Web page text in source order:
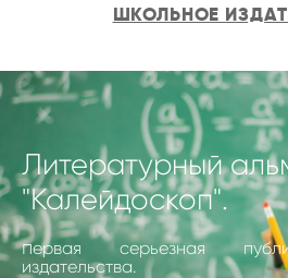
ШКОЛЬНОЕ
Литературный
"Калейдоскоп".
первая серьезная
издательства.